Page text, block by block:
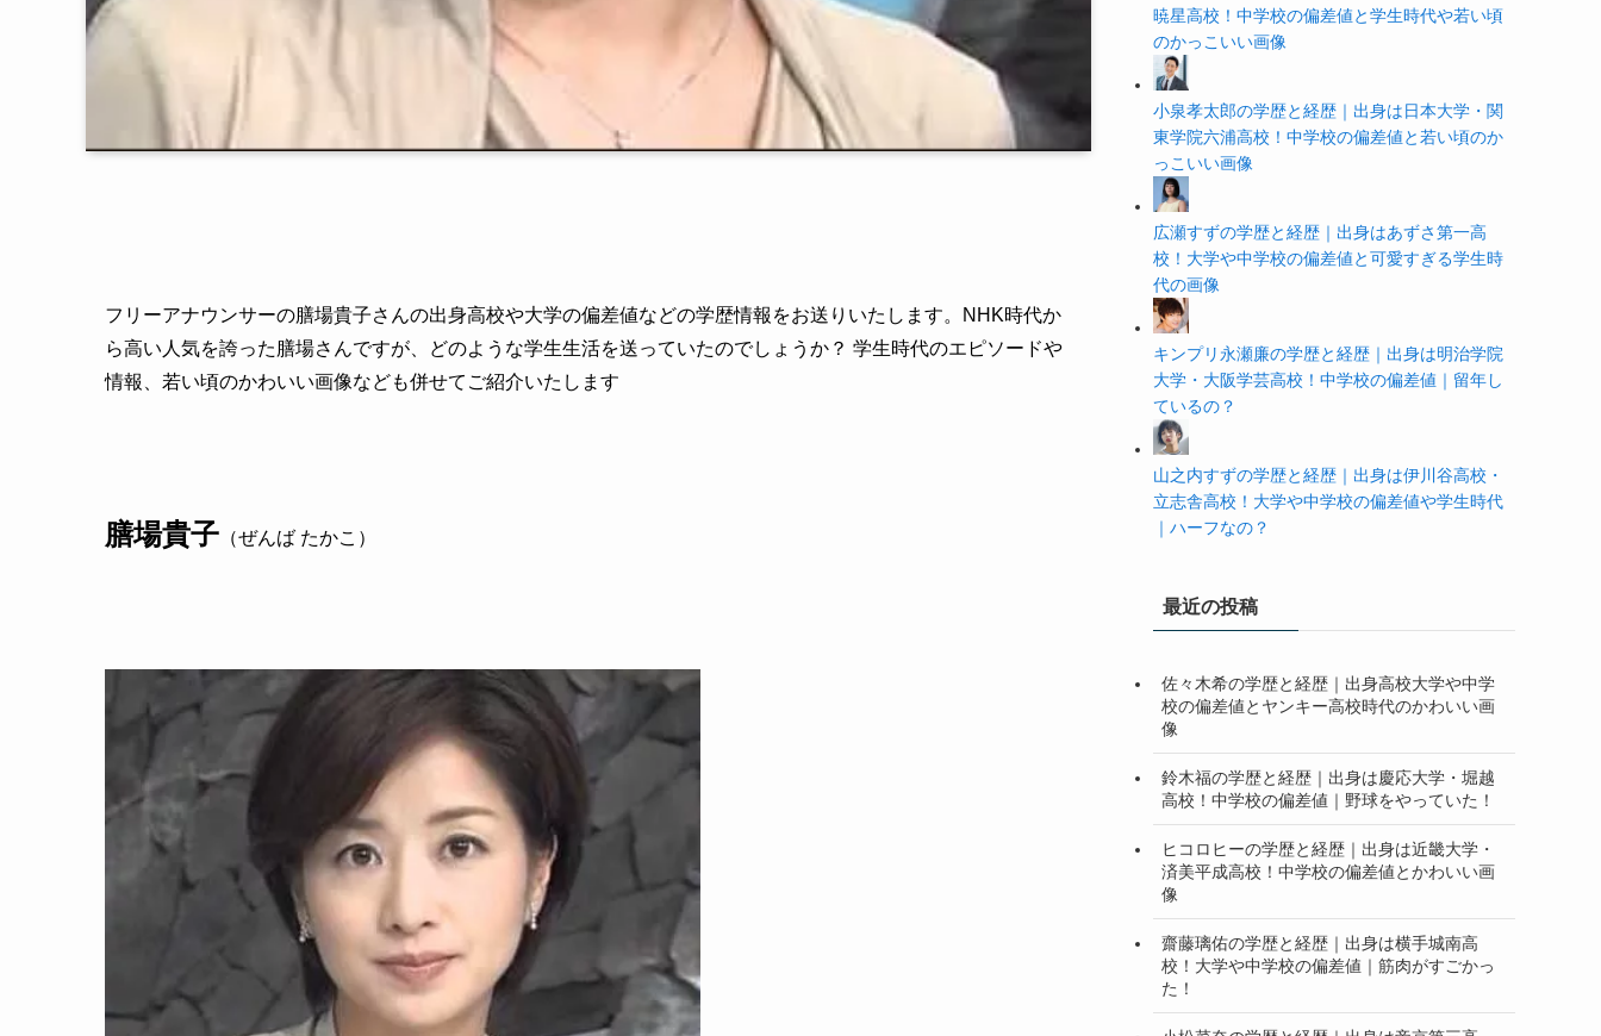
フリーアナウンサーの膳場貴子さんの出身高校や大学の偏差値などの学歴情報をお送りいたします。NHK時代か
ら高い人気を誇った膳場さんですが、どのような学生生活を送っていたのでしょうか？ 学生時代のエピソードや
情報、若い頃のかわいい画像なども併せてご紹介いたします
膳場貴子 （ぜんば たかこ）
暁星高校！中学校の偏差値と学生時代や若い頃
のかっこいい画像
小泉孝太郎の学歴と経歴｜出身は日本大学・関
東学院六浦高校！中学校の偏差値と若い頃のか
っこいい画像
広瀬すずの学歴と経歴｜出身はあずさ第一高
校！大学や中学校の偏差値と可愛すぎる学生時
代の画像
キンプリ永瀬廉の学歴と経歴｜出身は明治学院
大学・大阪学芸高校！中学校の偏差値｜留年し
ているの？
山之内すずの学歴と経歴｜出身は伊川谷高校・
立志舎高校！大学や中学校の偏差値や学生時代
｜ハーフなの？
最近の投稿
佐々木希の学歴と経歴｜出身高校大学や中学
校の偏差値とヤンキー高校時代のかわいい画
像
鈴木福の学歴と経歴｜出身は慶応大学・堀越
高校！中学校の偏差値｜野球をやっていた！
ヒコロヒーの学歴と経歴｜出身は近畿大学・
済美平成高校！中学校の偏差値とかわいい画
像
齋藤璃佑の学歴と経歴｜出身は横手城南高
校！大学や中学校の偏差値｜筋肉がすごかっ
た！